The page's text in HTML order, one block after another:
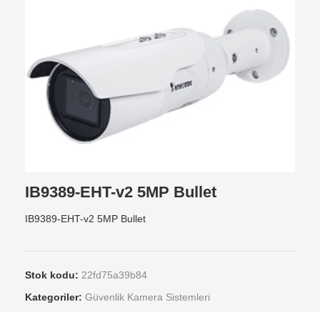
IB9389-EHT-v2 5MP Bullet
IB9389-EHT-v2 5MP Bullet
Stok kodu: 22fd75a39b84
Kategoriler: Güvenlik Kamera Sistemleri